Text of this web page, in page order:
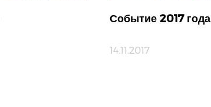
Событие 2017 года
14.11.2017